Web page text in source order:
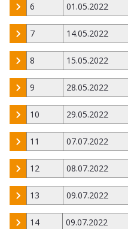
6 01.05.2022
7 14.05.2022
8 15.05.2022
9 28.05.2022
10 29.05.2022
11 07.07.2022
12 08.07.2022
13 09.07.2022
14 09.07.2022